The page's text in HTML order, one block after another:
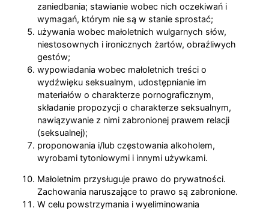
zaniedbania; stawianie wobec nich oczekiwań i
wymagań, którym nie są w stanie sprostać;
używania wobec małoletnich wulgarnych słów,
niestosownych i ironicznych żartów, obraźliwych
gestów;
wypowiadania wobec małoletnich treści o
wydźwięku seksualnym, udostępnianie im
materiałów o charakterze pornograficznym,
składanie propozycji o charakterze seksualnym,
nawiązywanie z nimi zabronionej prawem relacji
(seksualnej);
proponowania i/lub częstowania alkoholem,
wyrobami tytoniowymi i innymi używkami.
Małoletnim przysługuje prawo do prywatności.
Zachowania naruszające to prawo są zabronione.
W celu powstrzymania i wyeliminowania